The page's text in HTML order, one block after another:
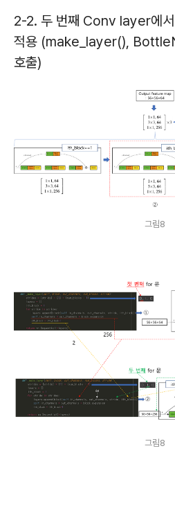
2-2. 두 번째 Conv layer에
적용 (make_layer(),
호출)
그림8
그림8